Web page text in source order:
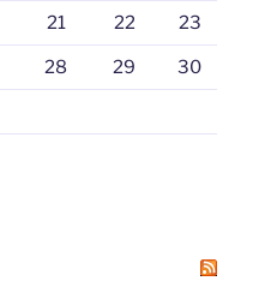
21 22 23
28 29 30